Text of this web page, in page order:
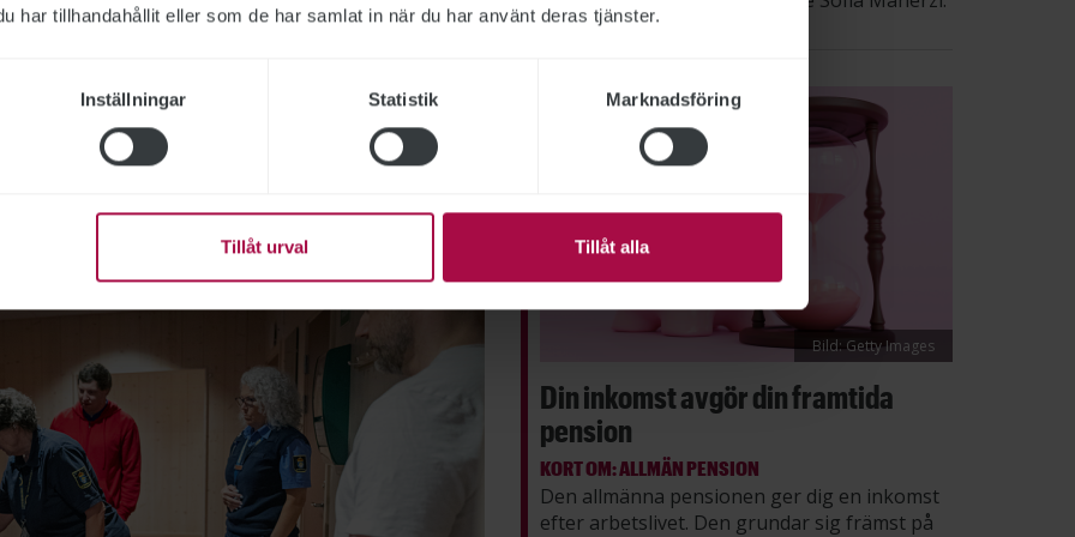
har tillhandahållit eller som de har samlat in när du har använt deras tjänster.
Inställningar Statistik Marknadsföring
Tillåt urval Tillåt alla
som dyker upp kring arbetstider
de hållit i många liknande
i arbete” och ska hjälpa
Den senaste tiden har de
på rekryteringsarbete och
Bild: Getty Images
Din inkomst avgör din framtida
pension
KORT OM: ALLMÄN PENSION
Den allmänna pensionen ger dig en inkomst
efter arbetslivet. Den grundar sig främst på